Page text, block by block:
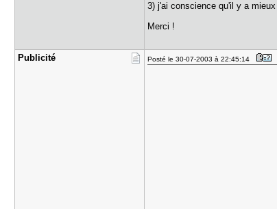
3) j'ai conscience qu'il y a
Merci !
Publicité Posté le 30-07-2003 à 22:45:14